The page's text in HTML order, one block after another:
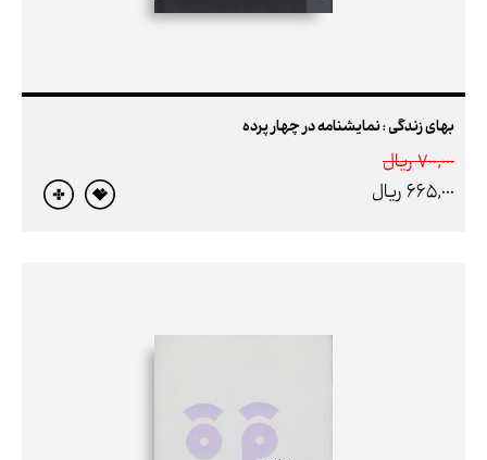
بهای زندگی : نمایشنامه در چهار پرده
700,000 ريال
665,000 ريال